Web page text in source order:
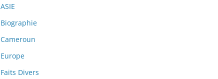
ASIE
Biographie
Cameroun
Europe
Faits Divers